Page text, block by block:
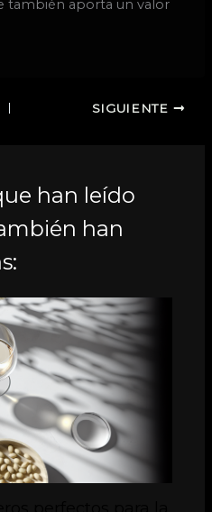
también aporta un valor
SIGUIENTE
han leído
han